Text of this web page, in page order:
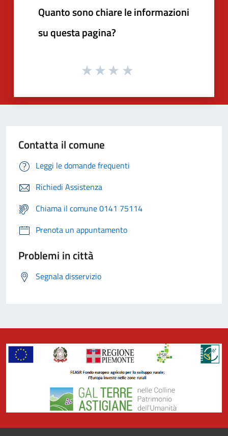
Quanto sono chiare le informazioni
su questa pagina?
Contatta il comune
Leggi le domande frequenti
Richiedi Assistenza
Chiama il comune 0141 75114
Prenota un appuntamento
Problemi in città
Segnala disservizio